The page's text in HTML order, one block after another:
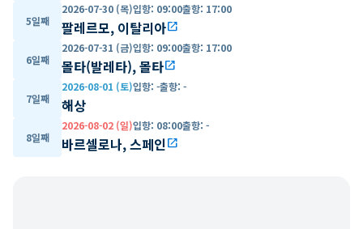
5일째
2026-07-30 (목)입항: 09:00출항: 17:00
팔레르모, 이탈리아open_in_new
6일째
2026-07-31 (금)입항: 09:00출항: 17:00
몰타(발레타), 몰타open_in_new
7일째
2026-08-01 (토)입항: -출항: -
해상
8일째
2026-08-02 (일)입항: 08:00출항: -
바르셀로나, 스페인open_in_new